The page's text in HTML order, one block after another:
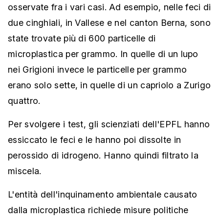
osservate fra i vari casi. Ad esempio, nelle feci di
due cinghiali, in Vallese e nel canton Berna, sono
state trovate più di 600 particelle di
microplastica per grammo. In quelle di un lupo
nei Grigioni invece le particelle per grammo
erano solo sette, in quelle di un capriolo a Zurigo
quattro.
Per svolgere i test, gli scienziati dell'EPFL hanno
essiccato le feci e le hanno poi dissolte in
perossido di idrogeno. Hanno quindi filtrato la
miscela.
L'entità dell'inquinamento ambientale causato
dalla microplastica richiede misure politiche